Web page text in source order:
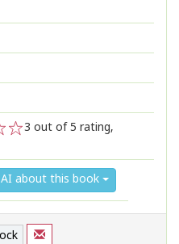
3 out of 5 rating,
about this book